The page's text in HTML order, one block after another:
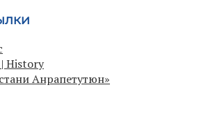
History
Анрапетутюн»